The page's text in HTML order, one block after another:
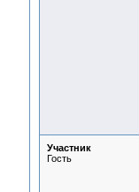
Участник
Гость